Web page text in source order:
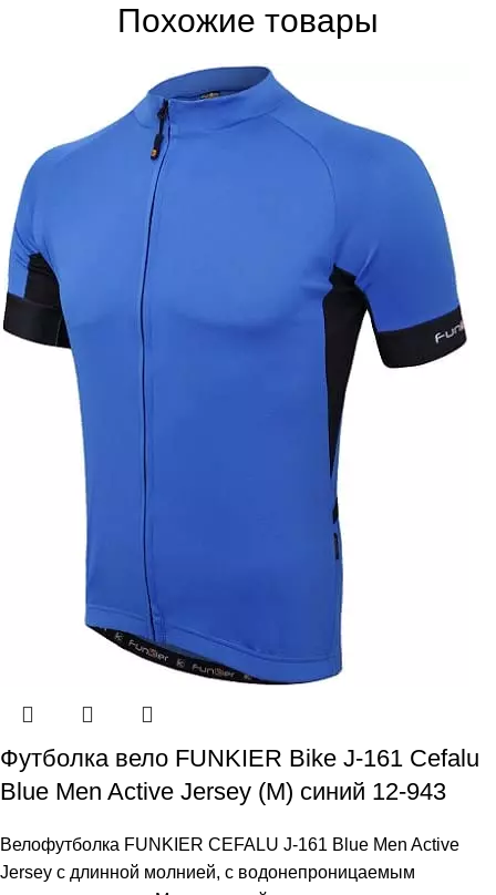
Похожие товары
Футболка вело FUNKIER Bike J-161 Cefalu
Blue Men Active Jersey (M) синий 12-943
Велофутболка FUNKIER CEFALU J-161 Blue Men Active
Jersey с длинной молнией, с водонепроницаемым